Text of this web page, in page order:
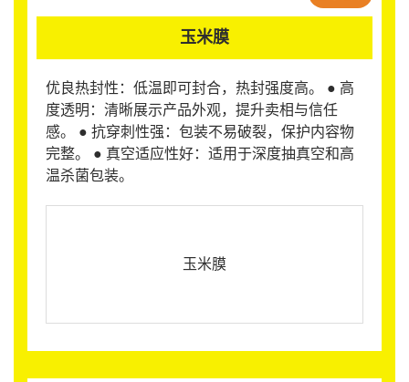
玉米膜
优良热封性：低温即可封合，热封强度高。 ● 高
度透明：清晰展示产品外观，提升卖相与信任
感。 ● 抗穿刺性强：包装不易破裂，保护内容物
完整。 ● 真空适应性好：适用于深度抽真空和高
温杀菌包装。
玉米膜